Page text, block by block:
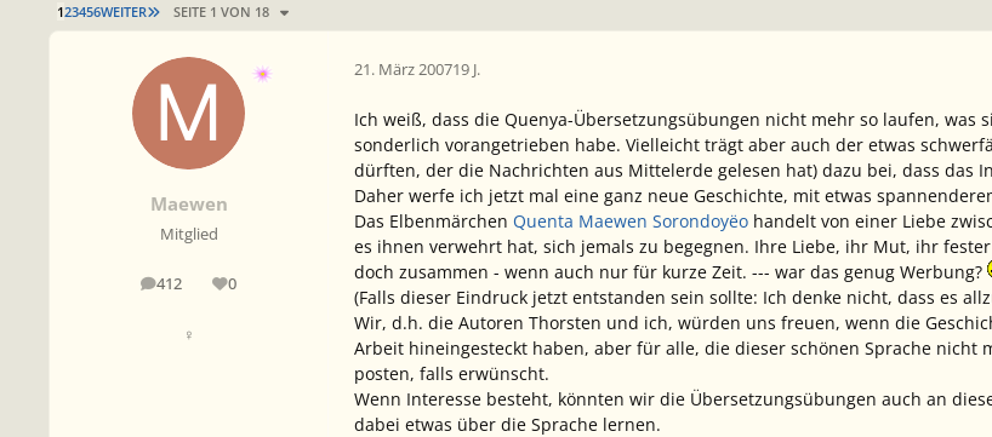
123456WEITER LETZTE SEITE
SEITE 1 VON 18
Maewen
Mitglied
412
Beiträge 0
Reputation
♀
21. März 200719 J.
Ich weiß, dass die Quenya-Übersetzungsübungen nicht mehr so laufen,
sonderlich vorangetrieben habe. Vielleicht trägt aber auch der etwas
dürften, der die Nachrichten aus Mittelerde gelesen hat) dazu bei, dass das
Daher werfe ich jetzt mal eine ganz neue Geschichte, mit etwas
Das Elbenmärchen Quenta Maewen Sorondoyëo handelt von einer Liebe
es ihnen verwehrt hat, sich jemals zu begegnen. Ihre Liebe, ihr Mut, ihr
doch zusammen - wenn auch nur für kurze Zeit. --- war das genug Werbung?
(Falls dieser Eindruck jetzt entstanden sein sollte: Ich denke nicht, dass es
Wir, d.h. die Autoren Thorsten und ich, würden uns freuen, wenn die
Arbeit hineingesteckt haben, aber für alle, die dieser schönen Sprache
posten, falls erwünscht.
Wenn Interesse besteht, könnten wir die Übersetzungsübungen auch an
dabei etwas über die Sprache lernen.